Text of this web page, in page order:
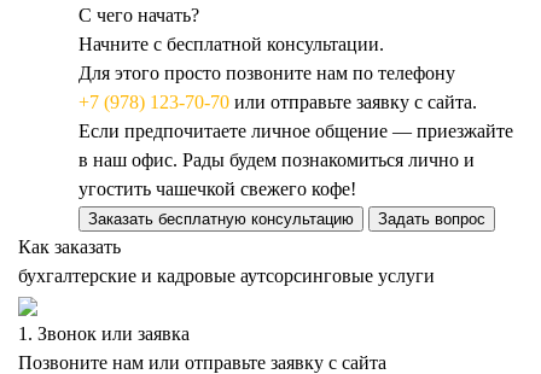
С чего начать?
Начните с бесплатной консультации.
Для этого просто позвоните нам по телефону
+7 (978) 123-70-70 или отправьте заявку с сайта.
Если предпочитаете личное общение — приезжайте
в наш офис. Рады будем познакомиться лично и
угостить чашечкой свежего кофе!
Заказать бесплатную консультацию Задать вопрос
Как заказать
бухгалтерские и кадровые аутсорсинговые услуги
1. Звонок или заявка
Позвоните нам или отправьте заявку с сайта